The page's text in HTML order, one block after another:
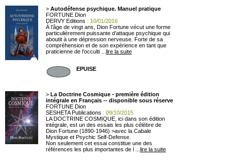
> Autodéfense psychique. Manuel pratique
FORTUNE Dion
DERVY Editions : 10/01/2016
À l’âge de vingt ans, Dion Fortune vécut une forme
particulièrement puissante d’attaque psychique qui
aboutit à une dépression nerveuse. Forte de sa
compréhension et de son expérience en tant que
praticienne de l’occulti ... lire la suite
EPUISE
> La Doctrine Cosmique - première édition
intégrale en Français -- disponible sous réserve
FORTUNE Dion
SESHETA Publications : 09/10/2015
LA DOCTRINE COSMIQUE, ici dans son édition
intégrale, est un des essais les plus célèbre de
Dion Fortune (1890-1946) >avec la Cabale
Mystique et Psychic Self-Defense.
Non seulement cet essai constitue une des
références les plus importantes de l ... lire la suite